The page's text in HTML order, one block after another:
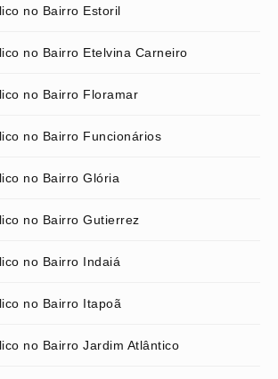
no Bairro Estoril
no Bairro Etelvina Carneiro
no Bairro Floramar
no Bairro Funcionários
no Bairro Glória
no Bairro Gutierrez
no Bairro Indaiá
no Bairro Itapoã
no Bairro Jardim Atlântico